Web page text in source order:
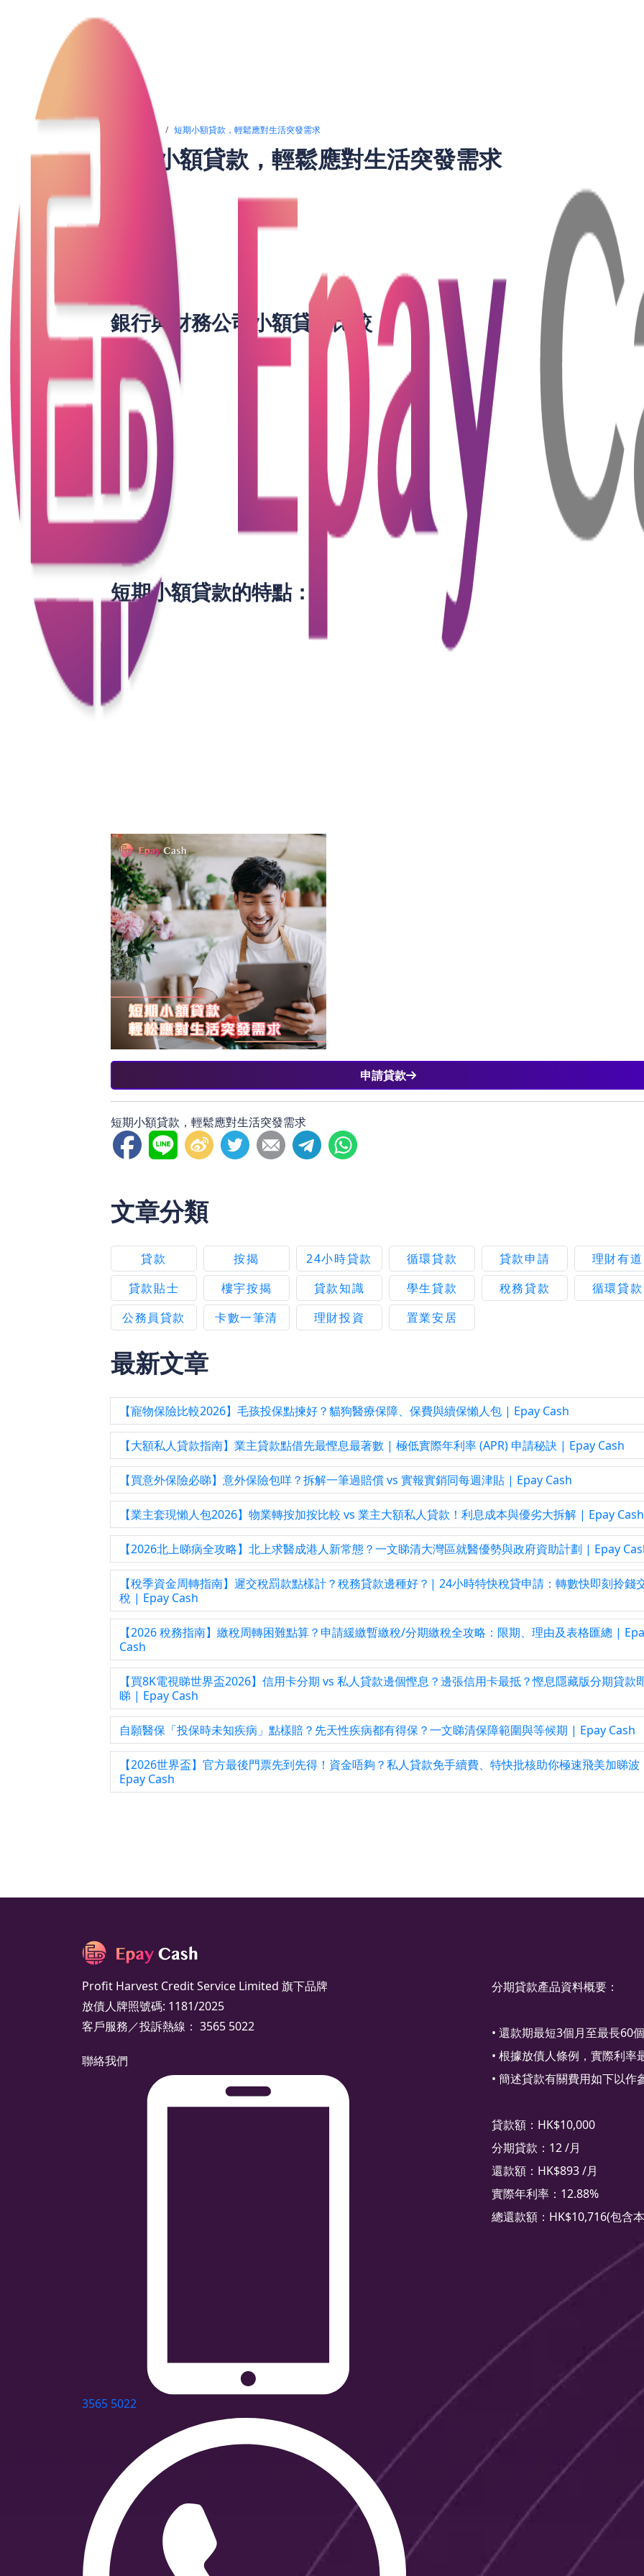
短期小額貸款，輕鬆應對生活突發需求
短期小額貸款，輕鬆應對生活突發需求
在繁忙的都市生活中，每日除了需要應對工作的問題，還有就是我們生活上資金的問題。每到月底，作爲
打工人，或多或少都會因爲生活費不足而感到煩擾；或是作爲一名小公司的老闆，有時因爲資金不足，而
了賺錢的機會。這時我們都面對同一問題，都要一筆錢來度過困難。此時短期小額貸款可以成爲決財務困
得力工具，不僅因爲它的便捷迅速，而且更具有獨特的特色，讓他們能夠輕鬆應對生活中的臨時開支。
銀行與財務公司小額貸款比較
信貸評級的級數：
財務公司小額貸款
還款期
1至60期；自訂還款期，彈性靈活
每月還款額
按當月財務狀況自訂*
批核及過數時間
即日審批，現金可即時到手
短期小額貸款的特點：
1. 快速申請：無需繁複的文件和長時間等待，只需填寫簡單的申請表格，便可快速提交申請，讓月光族和
公司能夠迅速獲得所需資金，應對急需開支。
2. 高效審批：憑借先進的財務技術和智能化系統，貸款申請可以在短短幾小時內得到批准，即使是急迫的
需求也能及時滿足，能夠應對生活中的困難。
3. 靈活還款：香港的短期小額貸款提供多樣化的還款選擇，讓每個人可以根據自身財務狀況選擇最合適的
申請貸款
短期小額貸款，輕鬆應對生活突發需求
文章分類
貸款 按揭 24小時貸款 循環貸款 貸款申請
理財有道
貸款貼士
樓宇按揭 貸款知識 學生貸款 稅務貸款
循環貸款
公務員貸款
卡數一筆清 理財投資 置業安居
最新文章
【寵物保險比較2026】毛孩投保點揀好？貓狗醫療保障、保費與續保懶人包 | Epay Cash
【大額私人貸款指南】業主貸款點借先最慳息最著數 | 極低實際年利率 (APR) 申請秘訣 | Epay Cash
【買意外保險必睇】意外保險包咩？拆解一筆過賠償 vs 實報實銷同每週津貼 | Epay Cash
【業主套現懶人包2026】物業轉按加按比較 vs 業主大額私人貸款！利息成本與優劣大拆解 | Epay Cash
【2026北上睇病全攻略】北上求醫成港人新常態？一文睇清大灣區就醫優勢與政府資助計劃 | Epay
【稅季資金周轉指南】遲交稅罰款點樣計？稅務貸款邊種好？| 24小時特快稅貸申請：轉數快即刻拎錢
稅 | Epay Cash
【2026 稅務指南】繳稅周轉困難點算？申請緩繳暫繳稅/分期繳稅全攻略：限期、理由及表格匯總 |
Cash
【買8K電視睇世界盃2026】信用卡分期 vs 私人貸款邊個慳息？邊張信用卡最抵？慳息隱藏版分期貸款
睇 | Epay Cash
自願醫保「投保時未知疾病」點樣賠？先天性疾病都有得保？一文睇清保障範圍與等候期 | Epay Cash
【2026世界盃】官方最後門票先到先得！資金唔夠？私人貸款免手續費、特快批核助你極速飛美加睇
Epay Cash
Profit Harvest Credit Service Limited 旗下品牌
放債人牌照號碼: 1181/2025
客戶服務／投訴熱線： 3565 5022
聯絡我們
3565 5022
分期貸款產品資料概要：
• 還款期最短3個月至最長60
• 根據放債人條例，實際利
• 簡述貸款有關費用如下以作
貸款額：HK$10,000
分期貸款：12 /月
還款額：HK$893 /月
實際年利率：12.88%
總還款額：HK$10,716(包含